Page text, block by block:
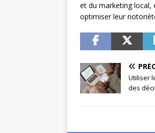
et du marketing local,
optimiser leur
Utiliser
des